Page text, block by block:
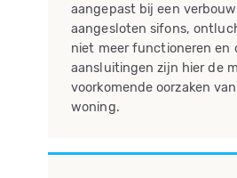
aangepast bij een
aangesloten sifons,
niet meer functioneren en
aansluitingen zijn hier de
voorkomende oorzaken
woning.